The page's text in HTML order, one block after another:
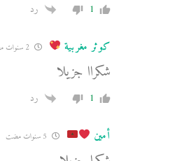
1 رد
كوثر مغربية
شكراا جزيلا
1 رد
أمين